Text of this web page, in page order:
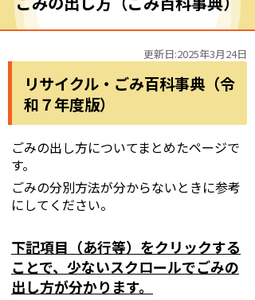
更新日:2025年3月24日
リサイクル・ごみ百科事典（令
和７年度版）
ごみの出し方についてまとめたページで
す。
ごみの分別方法が分からないときに参考
にしてください。
下記項目（あ行等）をクリックする
ことで、少ないスクロールでごみの
出し方が分かります。